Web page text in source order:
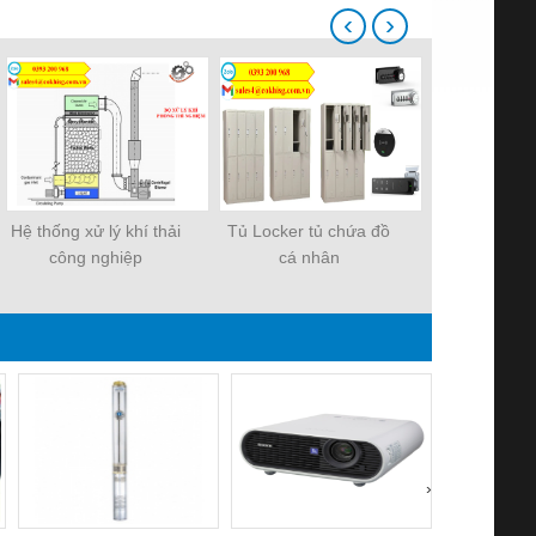
Hệ thống xử lý khí thải
công nghiệp
Tủ Locker tủ chứa đồ
cá nhân
‹ ›
›